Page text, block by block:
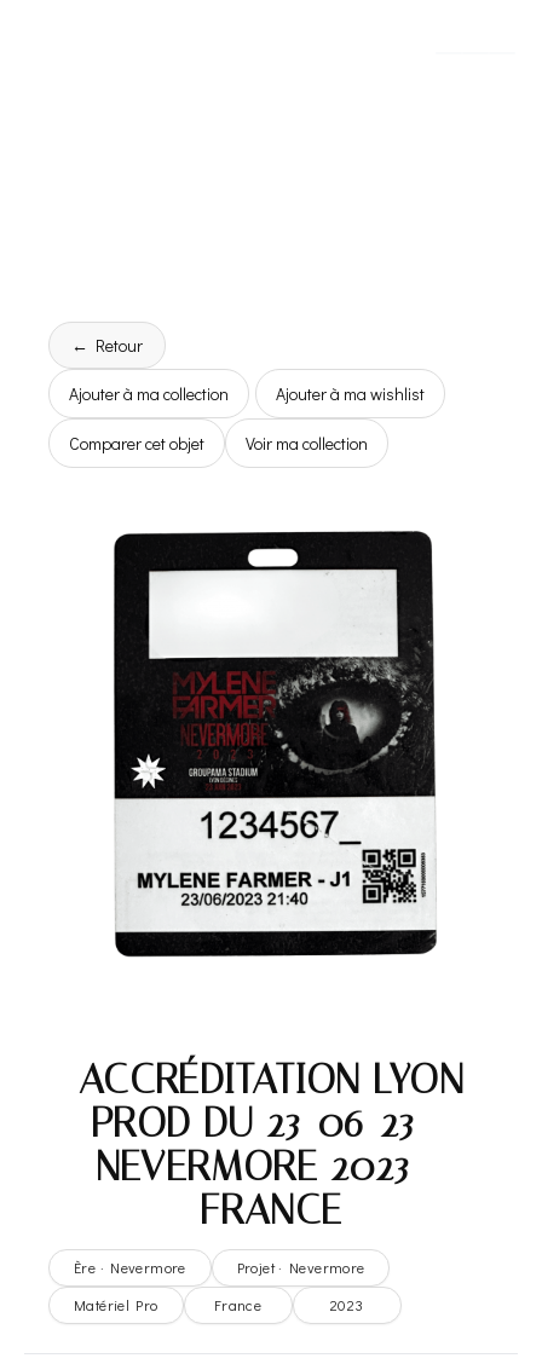
← Retour
Ajouter à ma collection Ajouter à ma wishlist
Comparer cet objet Voir ma collection
ACCRÉDITATION LYON
PROD DU 23-06-23 –
NEVERMORE 2023 –
FRANCE
Ère · Nevermore
Projet · Nevermore
Matériel Pro
France 2023